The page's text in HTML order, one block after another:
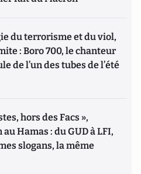
du terrorisme et du viol,
: Boro 700, le chanteur
de l’un des tubes de l’été
hors des Facs »,
Hamas : du GUD à LFI,
slogans, la même